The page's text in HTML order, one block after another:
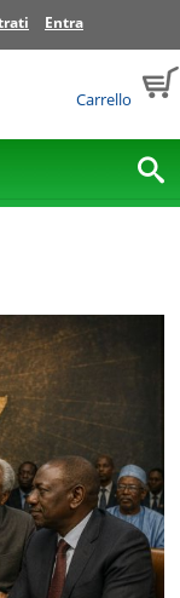
Entra
Carrello